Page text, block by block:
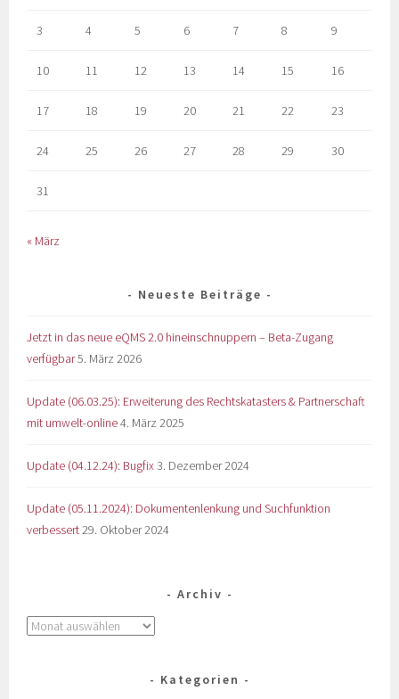
3 4 5 6 7 8 9
10 11 12 13 14 15 16
17 18 19 20 21 22 23
24 25 26 27 28 29 30
31
« März
Neueste Beiträge
Jetzt in das neue eQMS 2.0 hineinschnuppern – Beta-Zugang
verfügbar5. März 2026
Update (06.03.25): Erweiterung des Rechtskatasters & Partnerschaft
mit umwelt-online4. März 2025
Update (04.12.24): Bugfix3. Dezember 2024
Update (05.11.2024): Dokumentenlenkung und Suchfunktion
verbessert29. Oktober 2024
Archiv
Kategorien